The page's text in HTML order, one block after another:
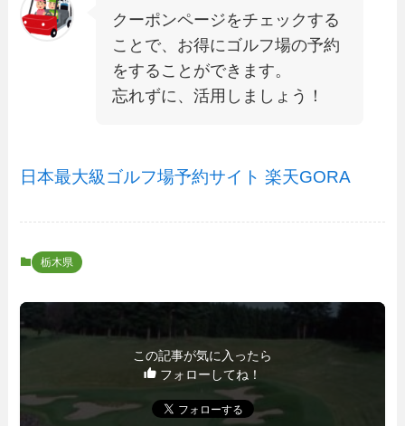
クーポンページをチェックする
ことで、お得にゴルフ場の予約
をすることができます。
忘れずに、活用しましょう！
日本最大級ゴルフ場予約サイト 楽天GORA
栃木県
この記事が気に入ったら
フォローしてね！